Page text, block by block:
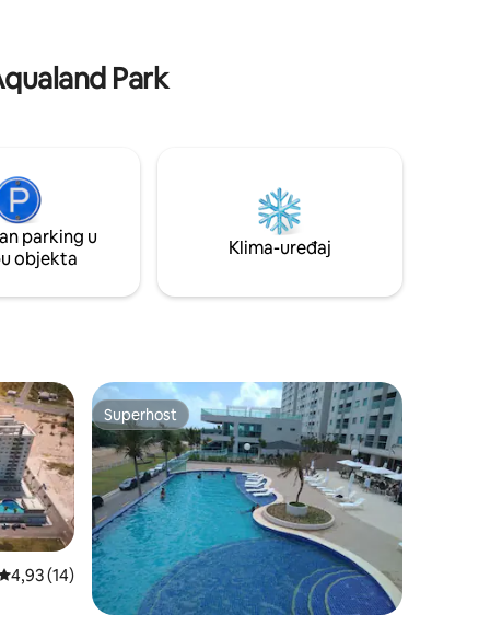
Park
parking u
objekta
Klima-uređaj
ocjena: 4,93/5, recenzija: 14
4,93 (14)
Superhost
Superhost